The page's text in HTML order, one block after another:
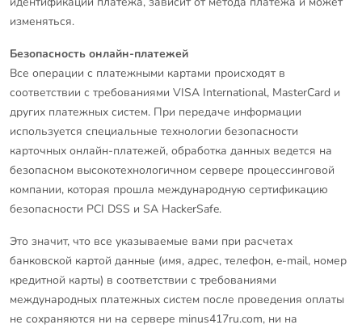
изменяться.
Безопасность онлайн-платежей
Все операции с платежными картами происходят в
соответствии с требованиями VISA International, MasterCard и
других платежных систем. При передаче информации
используется специальные технологии безопасности
карточных онлайн-платежей, обработка данных ведется на
безопасном высокотехнологичном сервере процессинговой
компании, которая прошла международную сертификацию
безопасности PCI DSS и SA HackerSafe.
Это значит, что все указываемые вами при расчетах
банковской картой данные (имя, адрес, телефон, e-mail, номер
кредитной карты) в соответствии с требованиями
международных платежных систем после проведения оплаты
не сохраняются ни на сервере minus417ru.com, ни на